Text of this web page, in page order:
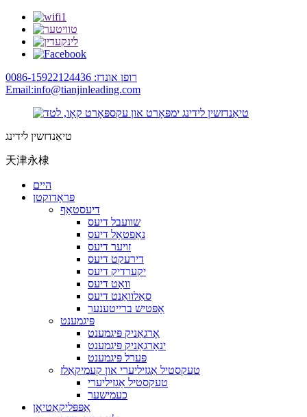
רופן אונדז: 0086-15922124436
Email:info@tianjinleading.com
טיאַנדזשין לידינג
天津永棣
היים
פּראָדוקטן
דיעסטאַף
שוועבל דיעס
נאַפטאָל דיעס
זויער דיעס
דירעקט דיעס
יקערדיק דיעס
וואַט דיעס
סאַלוואַנט דיעס
אָפּטיש ברייטענער
פּיגמענט
אָרגאַניק פּיגמענט
ינאָרגאַניק פּיגמענט
פּערל פּיגמענט
טעקסטיל אַגזיליערי און קעמיקאַלז
טעקסטיל אַגזיליערי
כעמישער
אַפּפּליקאַטיאָן